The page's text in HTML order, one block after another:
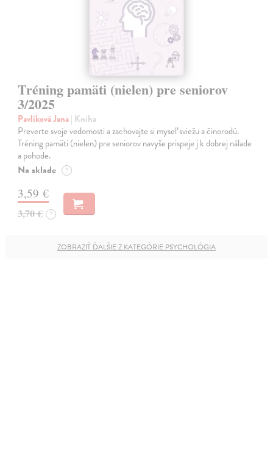
Tréning pamäti (nielen) pre seniorov
3/2025
Pavlíková Jana| Kniha
Preverte svoje vedomosti a zachovajte si myseľ sviežu a činorodú.
Tréning pamäti (nielen) pre seniorov navyše prispeje j k dobrej nálade
a pohode.
Na sklade ?
3,59 €
3,70 € ?
ZOBRAZIŤ ĎALŠIE Z KATEGÓRIE PSYCHOLÓGIA